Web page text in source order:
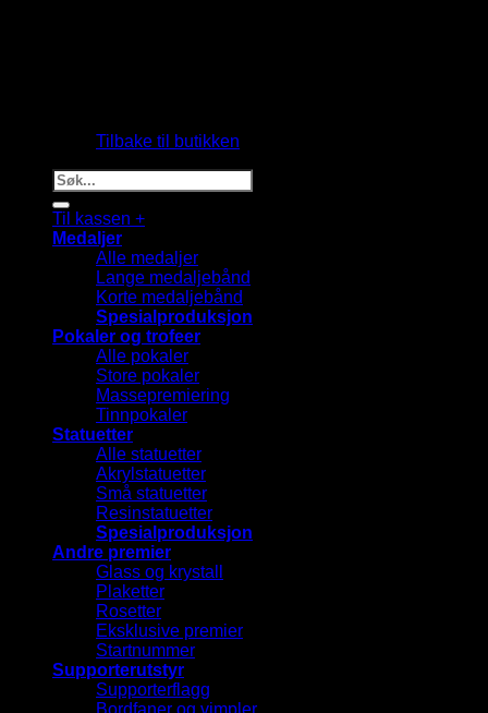
Tilbake til butikken
Søk
etter:
Til kassen +
Medaljer
Alle medaljer
Lange medaljebånd
Korte medaljebånd
Spesialproduksjon
Pokaler og trofeer
Alle pokaler
Store pokaler
Massepremiering
Tinnpokaler
Statuetter
Alle statuetter
Akrylstatuetter
Små statuetter
Resinstatuetter
Spesialproduksjon
Andre premier
Glass og krystall
Plaketter
Rosetter
Eksklusive premier
Startnummer
Supporterutstyr
Supporterflagg
Bordfaner og vimpler